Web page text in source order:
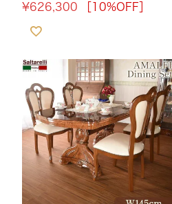
¥626,300 ［10%OFF］